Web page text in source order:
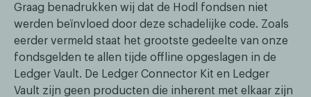
Graag benadrukken wij dat de Hodl fondsen niet
werden beïnvloed door deze schadelijke code. Zoals
eerder vermeld staat het grootste gedeelte van onze
fondsgelden te allen tijde offline opgeslagen in de
Ledger Vault. De Ledger Connector Kit en Ledger
Vault zijn geen producten die inherent met elkaar zijn